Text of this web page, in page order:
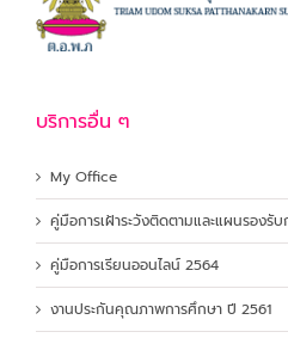
บริการอื่น ๆ
My Office
คู่มือการเฝ้าระวังติดตามและแผนรองรับ
คู่มือการเรียนออนไลน์ 2564
งานประกันคุณภาพการศึกษา ปี 2561